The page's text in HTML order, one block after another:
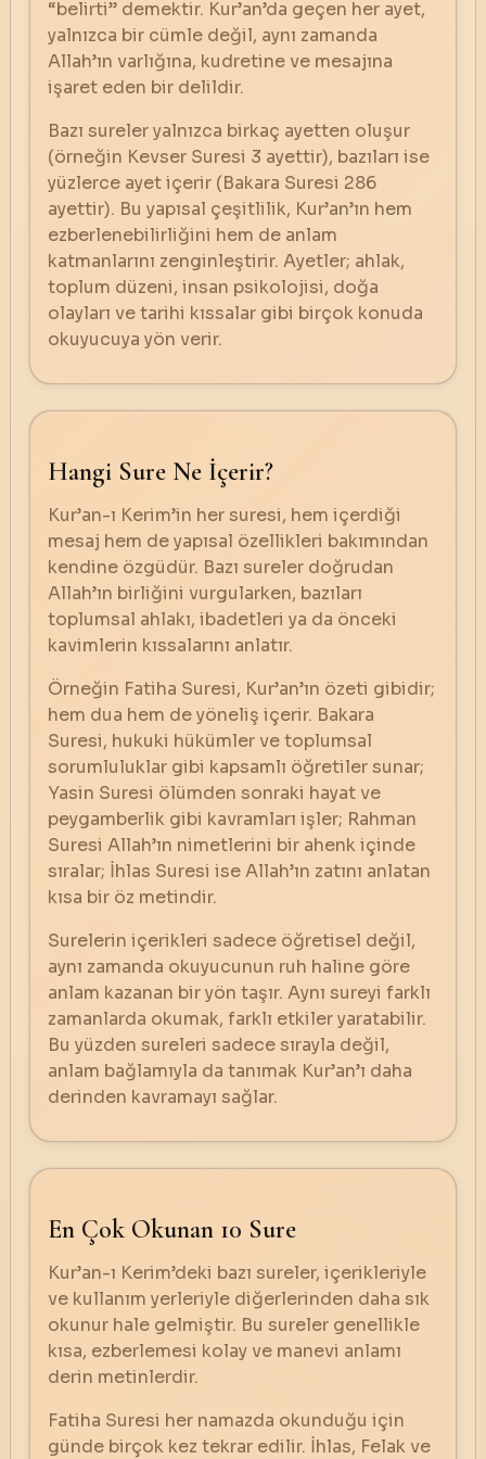
“belirti” demektir. Kur’an’da geçen her ayet,
yalnızca bir cümle değil, aynı zamanda
Allah’ın varlığına, kudretine ve mesajına
işaret eden bir delildir.
Bazı sureler yalnızca birkaç ayetten oluşur
(örneğin Kevser Suresi 3 ayettir), bazıları ise
yüzlerce ayet içerir (Bakara Suresi 286
ayettir). Bu yapısal çeşitlilik, Kur’an’ın hem
ezberlenebilirliğini hem de anlam
katmanlarını zenginleştirir. Ayetler; ahlak,
toplum düzeni, insan psikolojisi, doğa
olayları ve tarihi kıssalar gibi birçok konuda
okuyucuya yön verir.
Hangi Sure Ne İçerir?
Kur’an-ı Kerim’in her suresi, hem içerdiği
mesaj hem de yapısal özellikleri bakımından
kendine özgüdür. Bazı sureler doğrudan
Allah’ın birliğini vurgularken, bazıları
toplumsal ahlakı, ibadetleri ya da önceki
kavimlerin kıssalarını anlatır.
Örneğin Fatiha Suresi, Kur’an’ın özeti gibidir;
hem dua hem de yöneliş içerir. Bakara
Suresi, hukuki hükümler ve toplumsal
sorumluluklar gibi kapsamlı öğretiler sunar;
Yasin Suresi ölümden sonraki hayat ve
peygamberlik gibi kavramları işler; Rahman
Suresi Allah’ın nimetlerini bir ahenk içinde
sıralar; İhlas Suresi ise Allah’ın zatını anlatan
kısa bir öz metindir.
Surelerin içerikleri sadece öğretisel değil,
aynı zamanda okuyucunun ruh haline göre
anlam kazanan bir yön taşır. Aynı sureyi farklı
zamanlarda okumak, farklı etkiler yaratabilir.
Bu yüzden sureleri sadece sırayla değil,
anlam bağlamıyla da tanımak Kur’an’ı daha
derinden kavramayı sağlar.
En Çok Okunan 10 Sure
Kur’an-ı Kerim’deki bazı sureler, içerikleriyle
ve kullanım yerleriyle diğerlerinden daha sık
okunur hale gelmiştir. Bu sureler genellikle
kısa, ezberlemesi kolay ve manevi anlamı
derin metinlerdir.
Fatiha Suresi her namazda okunduğu için
günde birçok kez tekrar edilir. İhlas, Felak ve